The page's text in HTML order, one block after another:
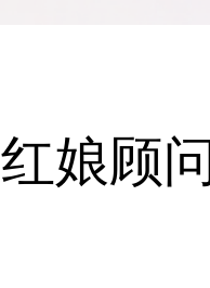
红娘顾问